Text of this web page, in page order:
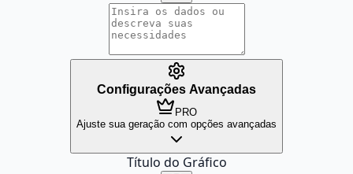
Configurações Avançadas
PRO
Ajuste sua geração com opções avançadas
Título do Gráfico